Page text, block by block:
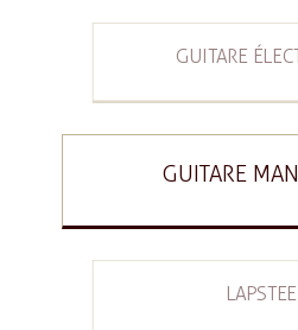
GUITARE
GUITARE